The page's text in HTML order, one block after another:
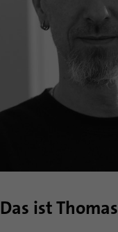
Das ist Thomas